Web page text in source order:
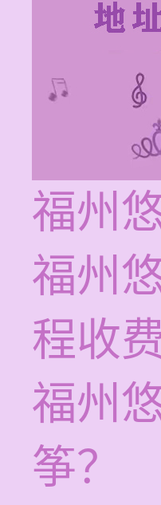
福州
福州
程收
福州
筝？